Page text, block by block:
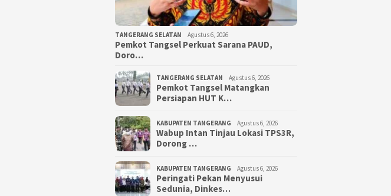
TANGERANG SELATAN Agustus 6, 2026
Pemkot Tangsel Perkuat Sarana PAUD,
Doro…
TANGERANG SELATAN Agustus 6, 2026
Pemkot Tangsel Matangkan
Persiapan HUT K…
KABUPATEN TANGERANG Agustus 6, 2026
Wabup Intan Tinjau Lokasi TPS3R,
Dorong …
KABUPATEN TANGERANG Agustus 6, 2026
Peringati Pekan Menyusui
Sedunia, Dinkes…